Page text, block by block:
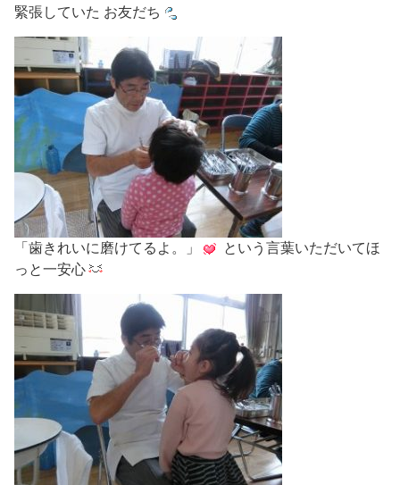
緊張していた お友だち
「歯きれいに磨けてるよ。」
という言葉いただいてほ
っと一安心